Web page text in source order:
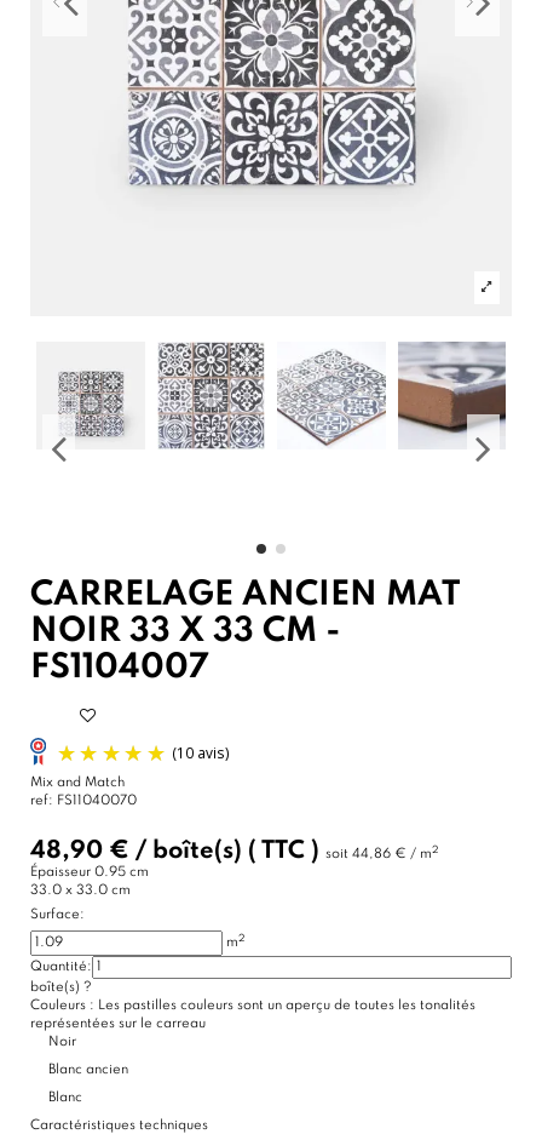
CARRELAGE ANCIEN MAT
NOIR 33 X 33 CM -
FS1104007
(10 avis)
Mix and Match
ref: FS11040070
48,90 € / boîte(s) ( TTC ) soit 44,86 € / m2
Épaisseur 0.95 cm
33.0 x 33.0 cm
Surface:
m2
Quantité:
boîte(s) ?
Couleurs : Les pastilles couleurs sont un aperçu de toutes les tonalités
représentées sur le carreau
Noir
Blanc ancien
Blanc
Caractéristiques techniques